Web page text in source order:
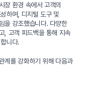
장 환경 속에서 고객의
하며, 디지털 도구 및
을 강조했습니다. 다양한
, 고객 피드백을 통해 지속
니다.
계를 강화하기 위해 다음과